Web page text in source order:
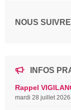
NOUS SUIVRE
INFOS
Rappel
mardi 28 juillet 2026